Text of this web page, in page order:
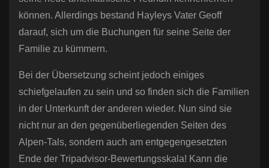
können. Allerdings bestand Hayleys Vater Geoff
darauf, sich um die Buchungen für seine Seite der
Familie zu kümmern.
Bei der Übersetzung scheint jedoch einiges
schiefgelaufen zu sein und so finden sich die Familien
in der Unterkunft der anderen wieder. Nun sind sie
nicht nur an den gegenüberliegenden Seiten des
Alpen-Tals, sondern auch am entgegengesetzten
Ende der Tripadvisor-Bewertungsskala! Kann die